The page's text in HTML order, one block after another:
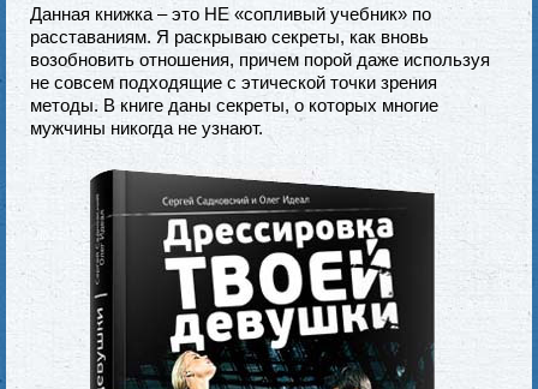
Данная книжка – это НЕ «сопливый учебник» по
расставаниям. Я раскрываю секреты, как вновь
возобновить отношения, причем порой даже используя
не совсем подходящие с этической точки зрения
методы. В книге даны секреты, о которых многие
мужчины никогда не узнают.